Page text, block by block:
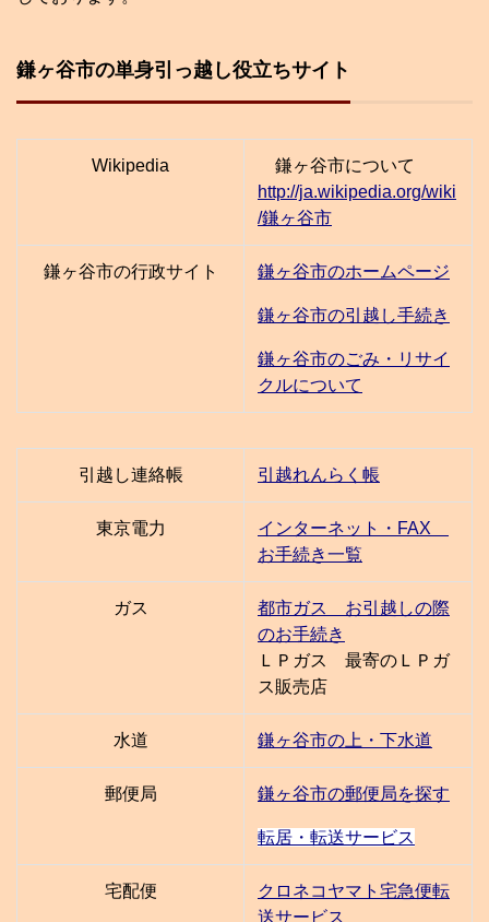
鎌ヶ谷市の単身引っ越し役立ちサイト
Wikipedia
鎌ヶ谷市について
http://ja.wikipedia.org/wiki
/鎌ヶ谷市
鎌ヶ谷市の行政サイト 鎌ヶ谷市のホームページ
鎌ヶ谷市の引越し手続き
鎌ヶ谷市のごみ・リサイ
クルについて
引越し連絡帳 引越れんらく帳
東京電力
インターネット・FAX
お手続き一覧
ガス
都市ガス お引越しの際
のお手続き
ＬＰガス 最寄のＬＰガ
ス販売店
水道 鎌ヶ谷市の上・下水道
郵便局 鎌ヶ谷市の郵便局を探す
転居・転送サービス
宅配便
クロネコヤマト宅急便転
送サービス